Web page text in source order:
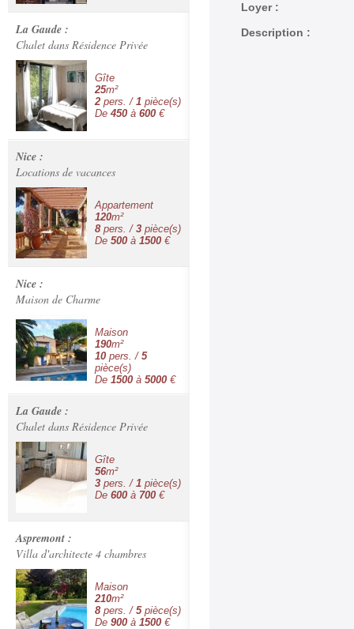
Loyer :
Description :
La Gaude :
Chalet dans Résidence Privée
Gîte
25m²
2 pers. / 1 pièce(s)
De 450 à 600 €
Nice :
Locations de vacances
Appartement
120m²
8pers. / 3 pièce(s)
De 500 à 1500 €
Nice :
Maison de Charme
Maison
190m²
10 pers. / 5
pièce(s)
De 1500 à 5000 €
La Gaude :
Chalet dans Résidence Privée
Gîte
56m²
3 pers. / 1 pièce(s)
De 600 à 700 €
Aspremont :
Villa d'architecte 4 chambres
Maison
210m²
8pers. / 5pièce(s)
De 900 à 1500 €